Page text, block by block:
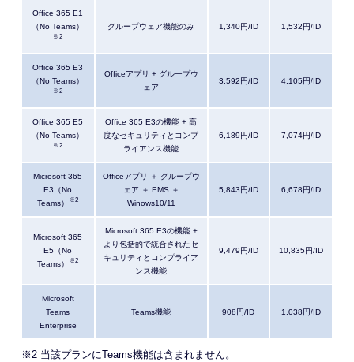
Office 365 E1
（No Teams）
※2
グループウェア機能のみ 1,340円/ID 1,532円/ID
Office 365 E3
（No Teams）
※2
Officeアプリ + グループウ
ェア
3,592円/ID 4,105円/ID
Office 365 E5
（No Teams）
※2
Office 365 E3の機能 + 高
度なセキュリティとコンプ
ライアンス機能
6,189円/ID 7,074円/ID
Microsoft 365
E3（No
Teams）
※2
Officeアプリ ＋ グループウ
ェア ＋ EMS ＋
Winows10/11
5,843円/ID 6,678円/ID
Microsoft 365
E5（No
Teams）
※2
Microsoft 365 E3の機能 +
より包括的で統合されたセ
キュリティとコンプライア
ンス機能
9,479円/ID 10,835円/ID
Microsoft
Teams
Enterprise
Teams機能 908円/ID 1,038円/ID
※2 当該プランにTeams機能は含まれません。